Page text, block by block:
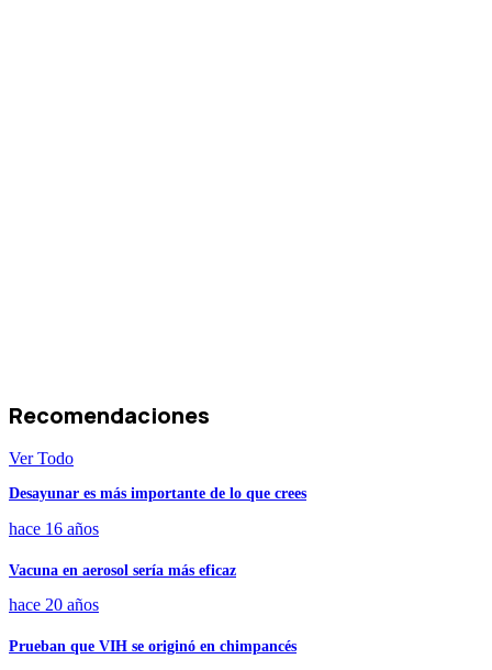
Recomendaciones
Ver Todo
Desayunar es más importante de lo que crees
hace 16 años
Vacuna en aerosol sería más eficaz
hace 20 años
Prueban que VIH se originó en chimpancés